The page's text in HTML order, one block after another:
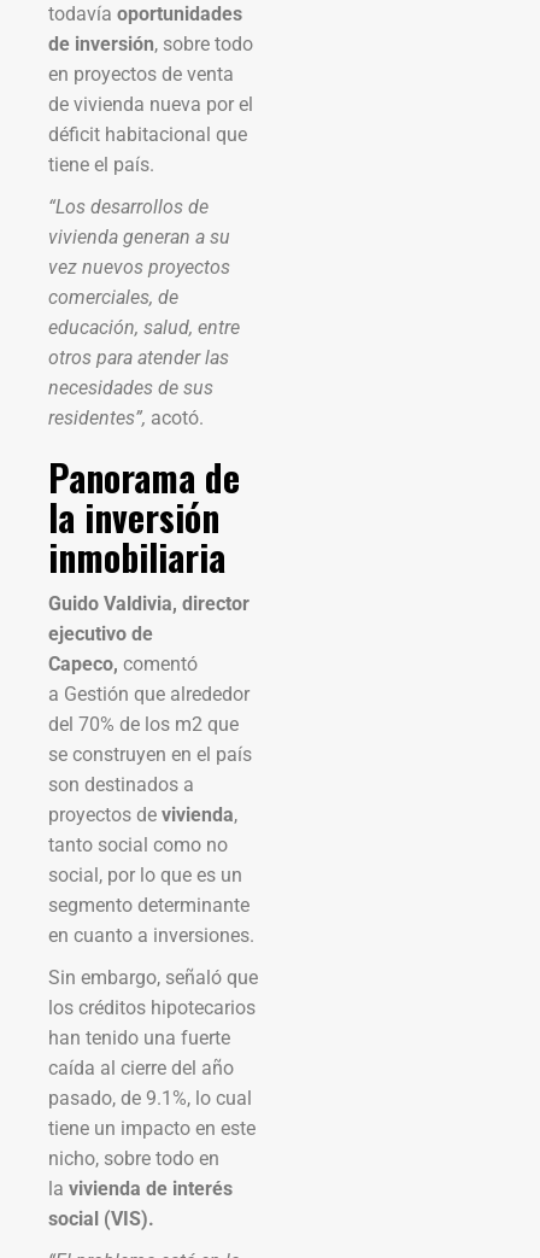
todavía oportunidades
de inversión, sobre todo
en proyectos de venta
de vivienda nueva por el
déficit habitacional que
tiene el país.
“Los desarrollos de
vivienda generan a su
vez nuevos proyectos
comerciales, de
educación, salud, entre
otros para atender las
necesidades de sus
residentes”, acotó.
Panorama de
la inversión
inmobiliaria
Guido Valdivia, director
ejecutivo de
Capeco, comentó
a Gestión que alrededor
del 70% de los m2 que
se construyen en el país
son destinados a
proyectos de vivienda,
tanto social como no
social, por lo que es un
segmento determinante
en cuanto a inversiones.
Sin embargo, señaló que
los créditos hipotecarios
han tenido una fuerte
caída al cierre del año
pasado, de 9.1%, lo cual
tiene un impacto en este
nicho, sobre todo en
la vivienda de interés
social (VIS).